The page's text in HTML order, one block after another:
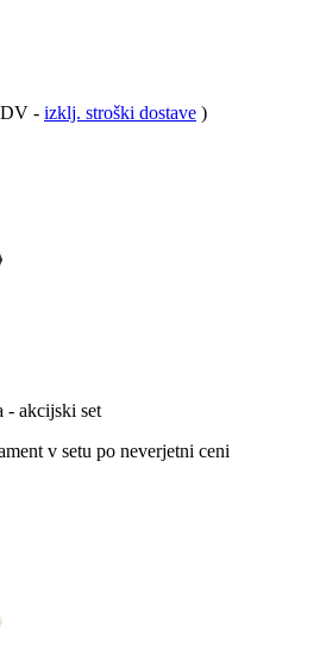
- izklj. stroški dostave )
- akcijski set
v setu po neverjetni ceni